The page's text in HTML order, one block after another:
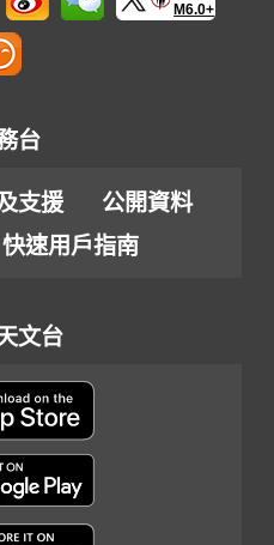
M6.0+
台
支援
公開資料
快速用戶指南
文台